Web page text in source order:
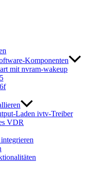
Komponenten
mit nvram-wakeup
Laden ivtv-Treiber
VDR